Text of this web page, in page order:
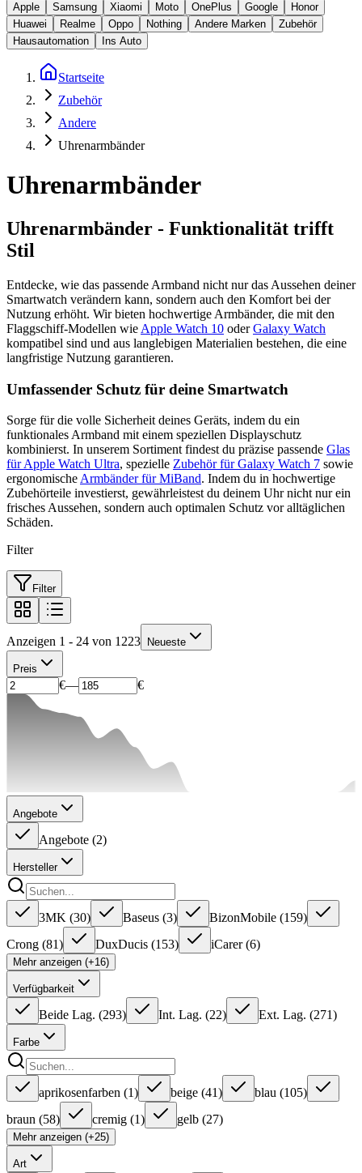
Apple Samsung Xiaomi Moto OnePlus Google
Honor
Huawei
Realme Oppo Nothing Andere Marken
Zubehör
Hausautomation
Ins Auto
Startseite
Zubehör
Andere
Uhrenarmbänder
Uhrenarmbänder
Uhrenarmbänder - Funktionalität trifft
Stil
Entdecke, wie das passende Armband nicht nur das Aussehen deiner
Smartwatch verändern kann, sondern auch den Komfort bei der
Nutzung erhöht. Wir bieten hochwertige Armbänder, die mit den
Flaggschiff-Modellen wie Apple Watch 10 oderGalaxy Watch
kompatibel sind und aus langlebigen Materialien bestehen, die eine
langfristige Nutzung garantieren.
Umfassender Schutz für deine Smartwatch
Sorge für die volle Sicherheit deines Geräts, indem du ein
funktionales Armband mit einem speziellen Displayschutz
kombinierst. In unserem Sortiment findest du präzise passende Glas
für Apple Watch Ultra, spezielle Zubehör für Galaxy Watch 7 sowie
ergonomische Armbänder für MiBand. Indem du in hochwertige
Zubehörteile investierst, gewährleistest du deinem Uhr nicht nur ein
frisches Aussehen, sondern auch optimalen Schutz vor alltäglichen
Schäden.
Filter
Filter
Anzeigen 1 - 24 von 1223 Neueste
Preis
€— €
Angebote
Angebote (2)
Hersteller
3MK (30) Baseus (3) BizonMobile (159)
Crong (81) DuxDucis (153) iCarer (6)
Mehr anzeigen (+16)
Verfügbarkeit
Beide Lag. (293) Int. Lag. (22) Ext. Lag. (271)
Farbe
aprikosenfarben (1) beige (41) blau (105)
braun (58) cremig (1) gelb (27)
Mehr anzeigen (+25)
Art